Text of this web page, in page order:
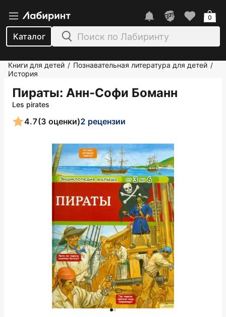
Каталог
0
Книги для детей / Познавательная литература для детей /
История
Пираты: Анн-Софи Боманн
Les pirates
4.7(3 оценки)2 рецензии